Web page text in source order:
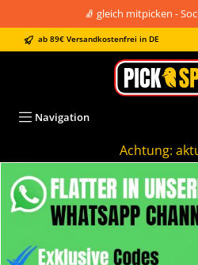
🧦 gleich mitpicken -
ab 89€ Versandkostenfrei in DE
Achtung:
Navigation